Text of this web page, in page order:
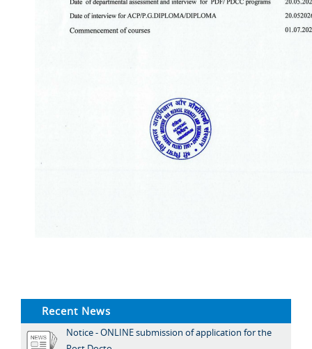
Recent News
Notice - ONLINE submission of application for the